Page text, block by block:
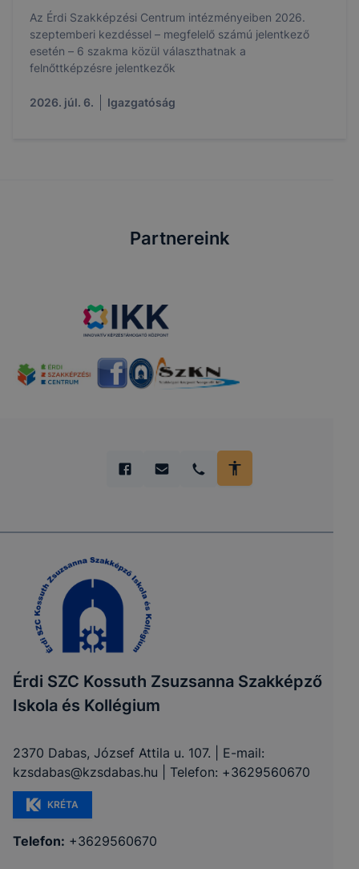
Az Érdi Szakképzési Centrum intézményeiben 2026.
szeptemberi kezdéssel – megfelelő számú jelentkező
esetén – 6 szakma közül választhatnak a
felnőttképzésre jelentkezők
2026. júl. 6. Igazgatóság
Partnereink
Érdi SZC Kossuth Zsuzsanna Szakképző
Iskola és Kollégium
2370 Dabas, József Attila u. 107. | E-mail:
kzsdabas@kzsdabas.hu | Telefon: +3629560670
KRÉTA
Telefon: +3629560670